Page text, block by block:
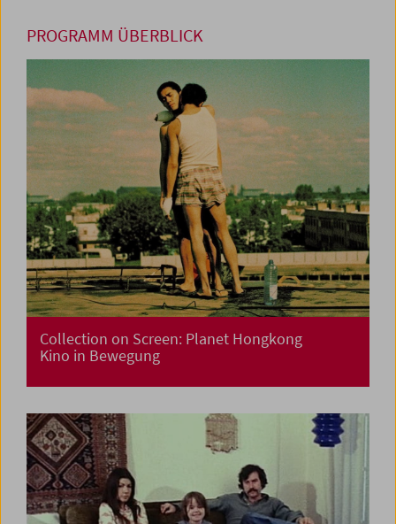
PROGRAMM ÜBERBLICK
Collection on Screen: Planet Hongkong
Kino in Bewegung